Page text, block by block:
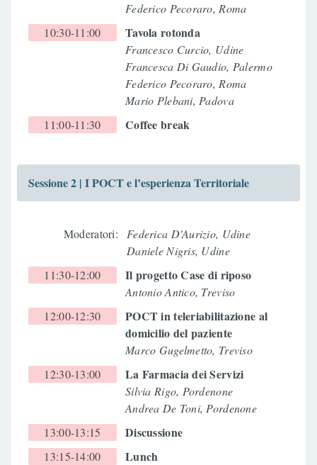
Federico Pecoraro, Roma
10:30-11:00
Tavola rotonda
Francesco Curcio, Udine
Francesca Di Gaudio, Palermo
Federico Pecoraro, Roma
Mario Plebani, Padova
11:00-11:30
Coffee break
Sessione 2 | I POCT e l’esperienza Territoriale
Moderatori:
Federica D'Aurizio, Udine
Daniele Nigris, Udine
11:30-12:00
Il progetto Case di riposo
Antonio Antico, Treviso
12:00-12:30
POCT in teleriabilitazione al
domicilio del paziente
Marco Gugelmetto, Treviso
12:30-13:00
La Farmacia dei Servizi
Silvia Rigo, Pordenone
Andrea De Toni, Pordenone
13:00-13:15
Discussione
13:15-14:00 Lunch